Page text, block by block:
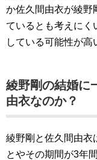
か佐久間由衣が綾野
ているとも考えにく
している可能性が高
綾野剛の結婚に
由衣なのか？
綾野剛と佐久間由衣
とやその期間が3年